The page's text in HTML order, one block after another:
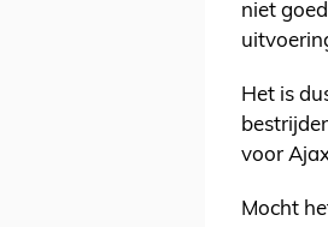
niet
Het is
voor
Mocht